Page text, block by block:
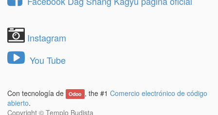
Instagram
You Tube
Con tecnología de Odoo , the #1 Comercio electrónico de código
abierto.
Copyright © Templo Budista